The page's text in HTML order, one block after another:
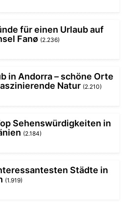
für einen Urlaub auf
Fanø (2.236)
in Andorra – schöne Orte
Natur (2.210)
Sehenswürdigkeiten in
(2.184)
Städte in
(1.919)